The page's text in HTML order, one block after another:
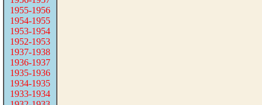
1955-1956
1954-1955
1953-1954
1952-1953
1937-1938
1936-1937
1935-1936
1934-1935
1933-1934